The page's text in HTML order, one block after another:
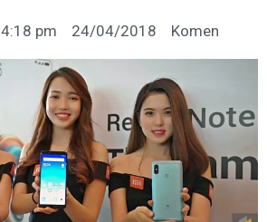
4:18 pm 24/04/2018 Komen